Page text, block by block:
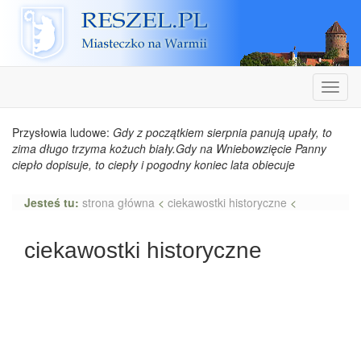
Reszel
Przysłowia ludowe: Gdy z początkiem sierpnia panują upały, to
zima długo trzyma kożuch biały.Gdy na Wniebowzięcie Panny
ciepło dopisuje, to ciepły i pogodny koniec lata obiecuje
Jesteś tu: strona główna < ciekawostki historyczne <
ciekawostki historyczne